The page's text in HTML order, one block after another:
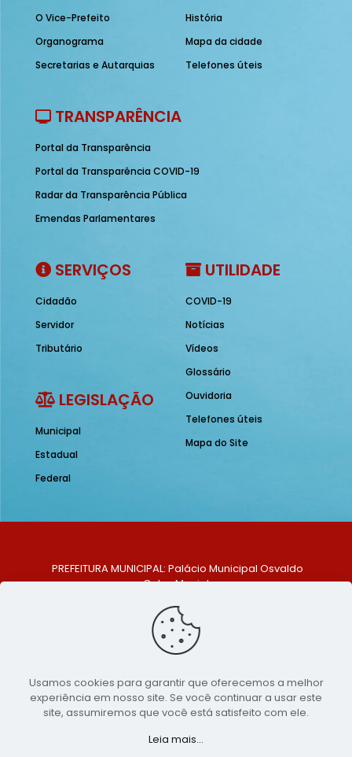
O Vice-Prefeito
Organograma
Secretarias e Autarquias
História
Mapa da cidade
Telefones úteis
TRANSPARÊNCIA
Portal da Transparência
Portal da Transparência COVID-19
Radar da Transparência Pública
Emendas Parlamentares
SERVIÇOS
Cidadão
Servidor
Tributário
LEGISLAÇÃO
Municipal
Estadual
Federal
UTILIDADE
COVID-19
Notícias
Vídeos
Glossário
Ouvidoria
Telefones úteis
Mapa do Site
PREFEITURA MUNICIPAL: Palácio Municipal Osvaldo
Celso Maciel
Centro, São Bento do Una - PE. CEP: 553370-128
TELEFONE: (81) 99548-1569
E-MAIL: ouvidoria@saobentodouna.pe.gov.br
Copyright 2021-2026 - Assessoria de Comunicação da
Prefeitura de São Bento do Una - PE
Usamos cookies para garantir que oferecemos a melhor
experiência em nosso site. Se você continuar a usar este
site, assumiremos que você está satisfeito com ele.
Leia mais...